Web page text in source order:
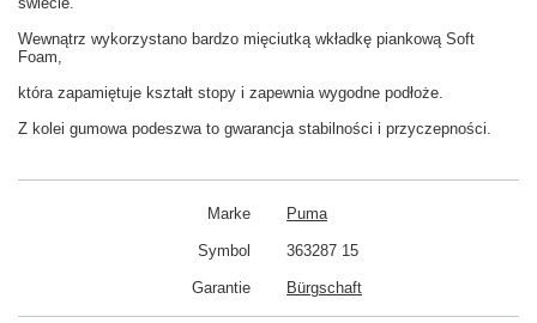
Wewnątrz wykorzystano bardzo mięciutką wkładkę piankową Soft
Foam,
która zapamiętuje kształt stopy i zapewnia wygodne podłoże.
Z kolei gumowa podeszwa to gwarancja stabilności i przyczepności.
Marke Puma
Symbol 363287 15
Garantie Bürgschaft